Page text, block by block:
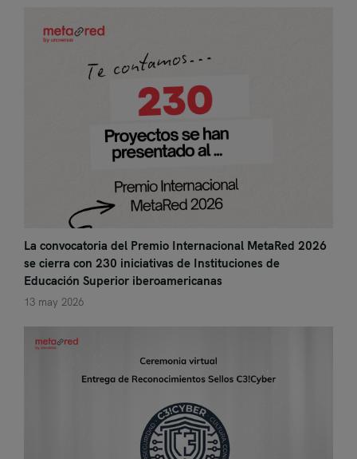
La convocatoria del Premio Internacional MetaRed 2026
se cierra con 230 iniciativas de Instituciones de
Educación Superior iberoamericanas
13 may 2026